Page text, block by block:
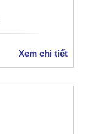
Xem chi tiết